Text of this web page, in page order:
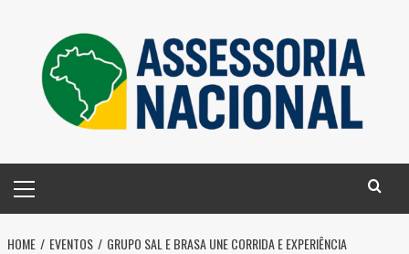
content
Menu
HOME EVENTOS
GRUPO SAL E BRASA UNE CORRIDA E EXPERIÊNCIA